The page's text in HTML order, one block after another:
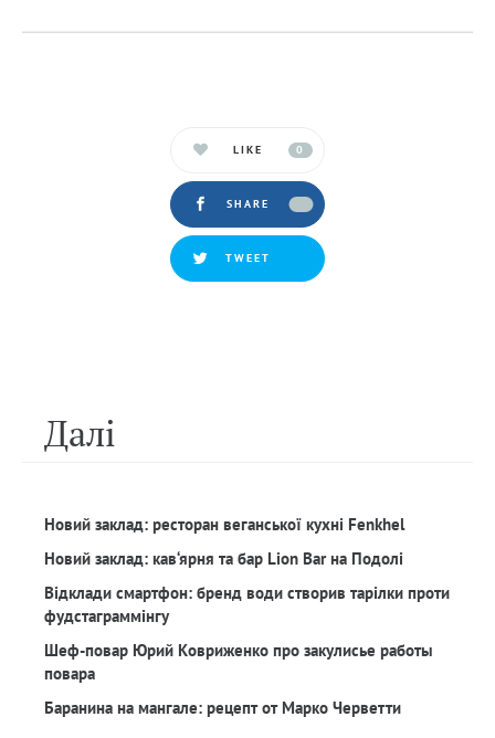
LIKE 0
SHARE
TWEET
Далi
Новий заклад: ресторан веганської кухні Fenkhel
Новий заклад: кав‘ярня та бар Lion Bar на Подолі
Відклади смартфон: бренд води створив тарілки проти
фудстаграммінгу
Шеф-повар Юрий Ковриженко про закулисье работы
повара
Баранина на мангале: рецепт от Марко Черветти